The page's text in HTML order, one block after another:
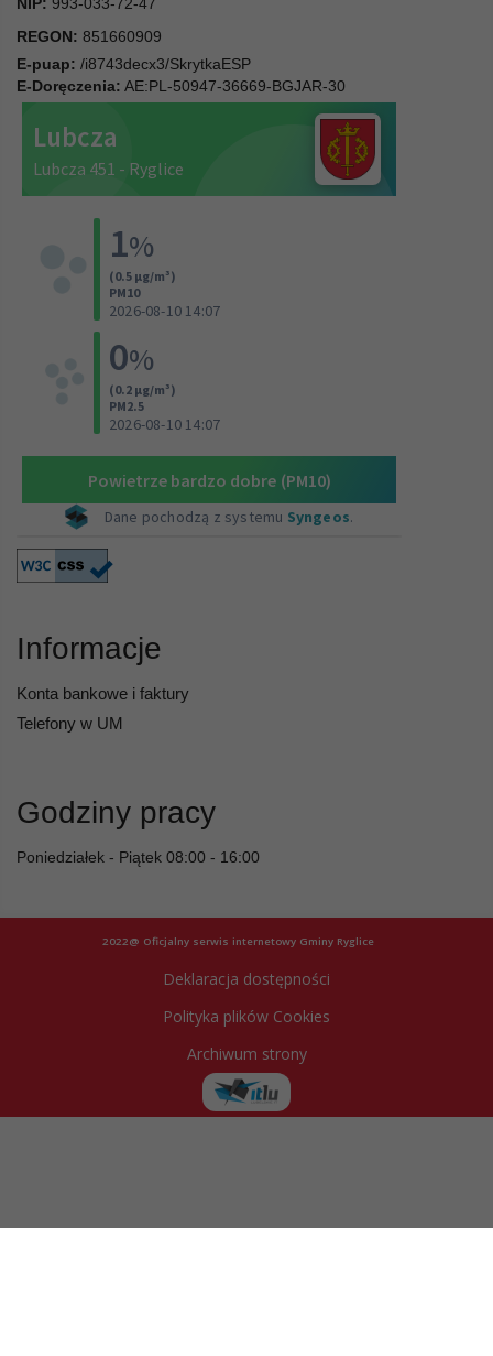
NIP: 993-033-72-47
REGON: 851660909
E-puap: /i8743decx3/SkrytkaESP
E-Doręczenia: AE:PL-50947-36669-BGJAR-30
Informacje
Konta bankowe i faktury
Telefony w UM
Godziny pracy
Poniedziałek - Piątek 08:00 - 16:00
2022@ Oficjalny serwis internetowy Gminy Ryglice
Deklaracja dostępności
Polityka plików Cookies
Archiwum strony